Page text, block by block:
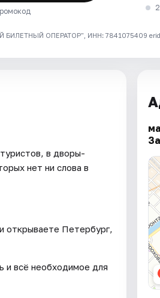
ОПЕРАТОР", ИНН: 7841075409 erid:
в дворы-
нет ни слова в
открываете Петербург,
и всё необходимое для